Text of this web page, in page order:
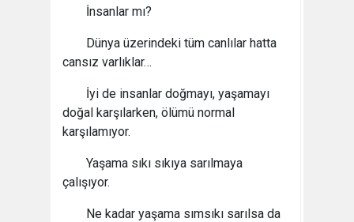
İnsanlar mı?
Dünya üzerindeki tüm canlılar hatta
cansız varlıklar…
İyi de insanlar doğmayı, yaşamayı
doğal karşılarken, ölümü normal
karşılamıyor.
Yaşama sıkı sıkıya sarılmaya
çalışıyor.
Ne kadar yaşama sımsıkı sarılsa da